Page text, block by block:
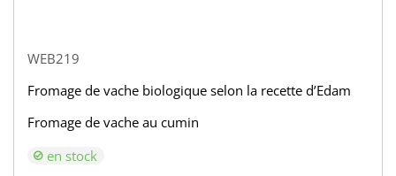
WEB219
Fromage de vache biologique selon la recette d’Edam
Fromage de vache au cumin
en stock